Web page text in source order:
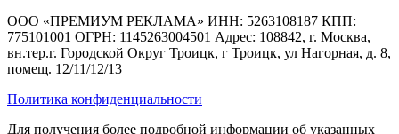
ООО «ПРЕМИУМ РЕКЛАМА» ИНН: 5263108187 КПП:
775101001 ОГРН: 1145263004501 Адрес: 108842, г. Москва,
вн.тер.г. Городской Округ Троицк, г Троицк, ул Нагорная, д. 8,
помещ. 12/11/12/13
Политика конфиденциальности
Для получения более подробной информации об указанных